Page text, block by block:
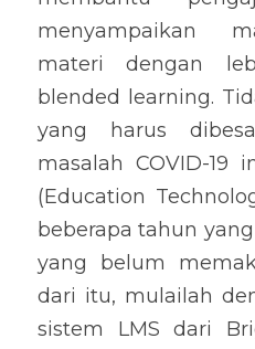
menyampaikan
materi dengan
blended learning.
yang harus
masalah COVID-19
(Education
beberapa tahun
yang belum
dari itu, mulailah
sistem LMS dari